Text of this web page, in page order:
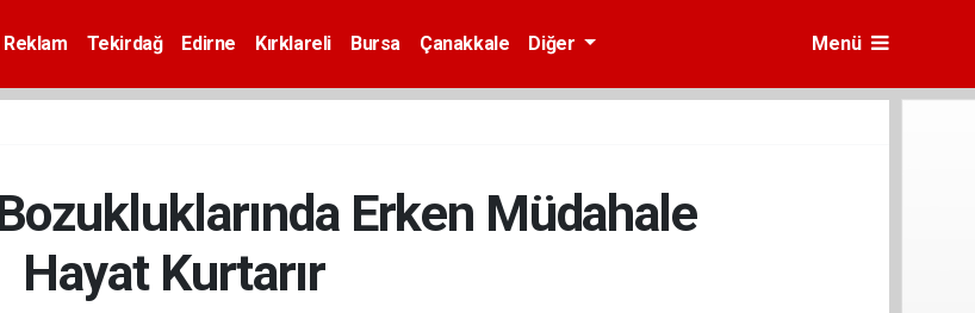
Tekirdağ Edirne Kırklareli Bursa Çanakkale Diğer Menü
Erken Müdahale
Hayat Kurtarır